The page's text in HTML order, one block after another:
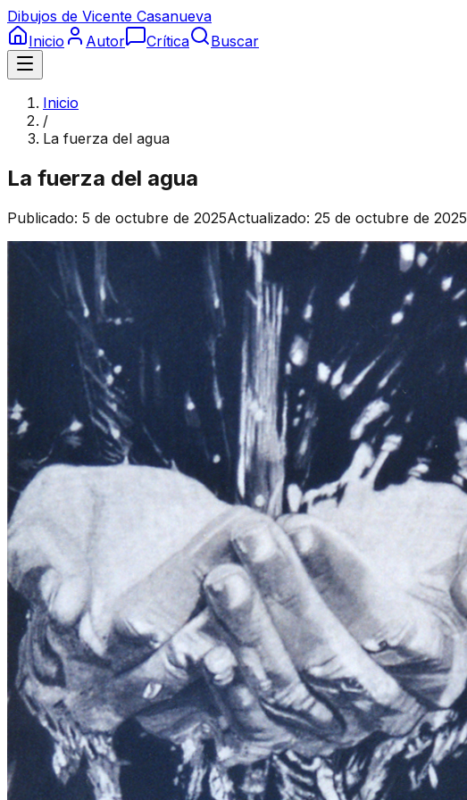
Dibujos de Vicente Casanueva
Inicio
Autor Crítica Buscar
Inicio
/
La fuerza del agua
La fuerza del agua
Publicado: 5 de octubre de 2025Actualizado: 25 de octubre de 2025